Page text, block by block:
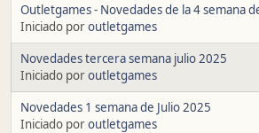
Outletgames - Novedades de la 4 semana
Iniciado poroutletgames
Novedades tercera semana julio 2025
Iniciado poroutletgames
Novedades 1 semana de Julio 2025
Iniciado poroutletgames